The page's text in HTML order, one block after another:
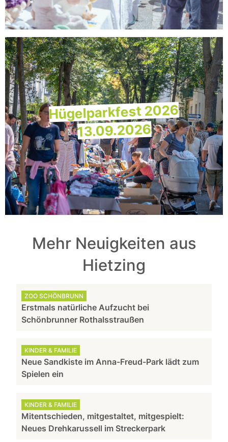
Hügelparkfest 2026
13.09.2026
Mehr Neuigkeiten aus
Hietzing
ZOO SCHÖNBRUNN
Erstmals natürliche Aufzucht bei
Schönbrunner Rothalsstraußen
KINDER & FAMILIE
Neue Sandkiste im Anna-Freud-Park lädt zum
Spielen ein
KINDER & FAMILIE
Mitentschieden, mitgestaltet, mitgespielt:
Neues Drehkarussell im Streckerpark